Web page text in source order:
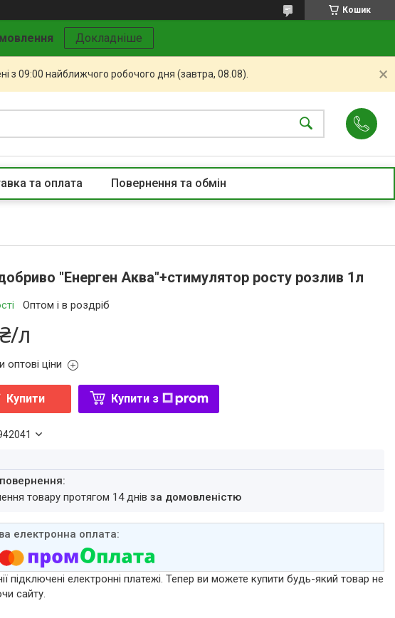
Кошик
Докладніше
з 09:00 найближчого робочого дня (завтра, 08.08).
та оплата Повернення та обмін
"Енерген Аква"+стимулятор росту розлив 1л
Оптом і в роздріб
л
оптові ціни
Купити Купити з
товару протягом 14 днівза домовленістю
підключені електронні платежі. Тепер ви можете купити будь-який товар не
сайту.